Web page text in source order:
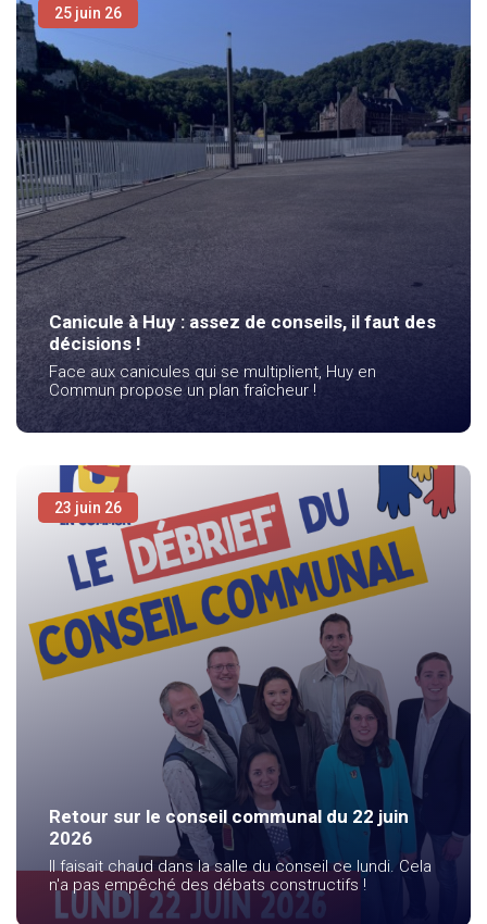
25 juin 26
Canicule à Huy : assez de conseils, il faut des
décisions !
Face aux canicules qui se multiplient, Huy en
Commun propose un plan fraîcheur !
23 juin 26
Retour sur le conseil communal du 22 juin
2026
Il faisait chaud dans la salle du conseil ce lundi. Cela
n'a pas empêché des débats constructifs !